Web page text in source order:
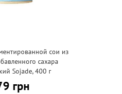
сои из
сахара
Sojade, 400 г
грн